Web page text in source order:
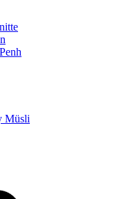
Müsli